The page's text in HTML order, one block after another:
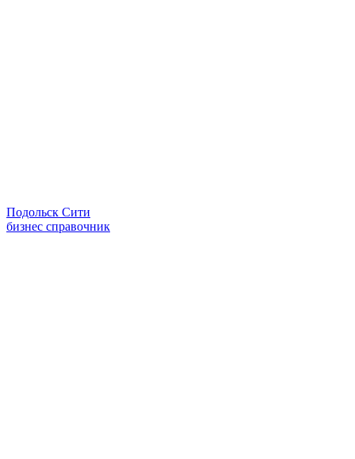
Подольск Сити
бизнес справочник